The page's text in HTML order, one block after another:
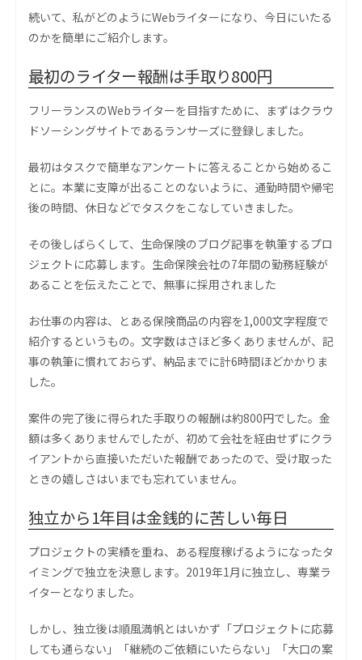
続いて、私がどのようにWebライターになり、今日にいたる
のかを簡単にご紹介します。
最初のライター報酬は手取り800円
フリーランスのWebライターを目指すために、まずはクラウ
ドソーシングサイトであるランサーズに登録しました。
最初はタスクで簡単なアンケートに答えることから始めるこ
とに。本業に支障が出ることのないように、通勤時間や帰宅
後の時間、休日などでタスクをこなしていきました。
その後しばらくして、生命保険のブログ記事を執筆するプロ
ジェクトに応募します。生命保険会社の7年間の勤務経験が
あることを伝えたことで、無事に採用されました
お仕事の内容は、とある保険商品の内容を1,000文字程度で
紹介するというもの。文字数はさほど多くありませんが、記
事の執筆に慣れておらず、納品までに計6時間ほどかかりま
した。
案件の完了後に得られた手取りの報酬は約800円でした。金
額は多くありませんでしたが、初めて会社を経由せずにクラ
イアントから直接いただいた報酬であったので、受け取った
ときの嬉しさはいまでも忘れていません。
独立から1年目は金銭的に苦しい毎日
プロジェクトの実績を重ね、ある程度稼げるようになったタ
イミングで独立を決意します。2019年1月に独立し、専業ラ
イターとなりました。
しかし、独立後は順風満帆とはいかず「プロジェクトに応募
しても通らない」「継続のご依頼にいたらない」「大口の案